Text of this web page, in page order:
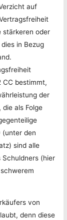
auf
stärkeren oder
in Bezug
CC bestimmt,
der
als Folge
(unter den
sind alle
Schuldners (hier
von
denn diese